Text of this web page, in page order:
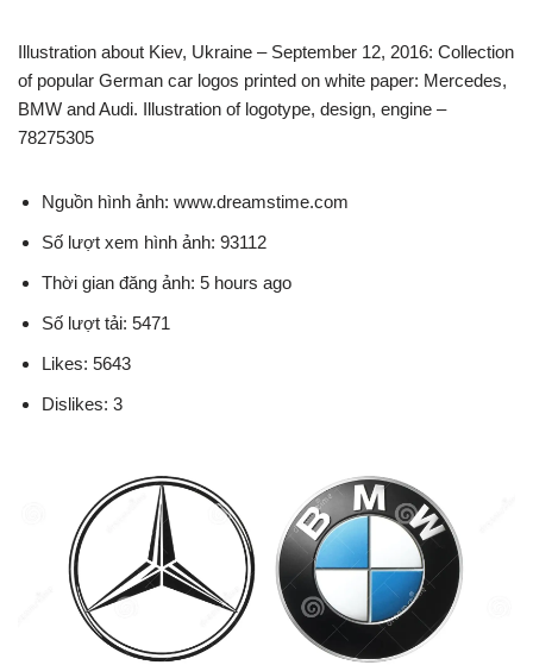
Illustration about Kiev, Ukraine – September 12, 2016: Collection
of popular German car logos printed on white paper: Mercedes,
BMW and Audi. Illustration of logotype, design, engine –
78275305
Nguồn hình ảnh: www.dreamstime.com
Số lượt xem hình ảnh: 93112
Thời gian đăng ảnh: 5 hours ago
Số lượt tải: 5471
Likes: 5643
Dislikes: 3